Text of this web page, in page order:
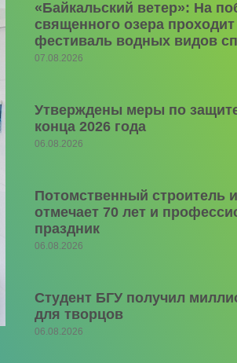
«Байкальский ветер»: На
священного озера
фестиваль водных видов
07.08.2026
Утверждены меры по
конца 2026 года
06.08.2026
Потомственный строитель
отмечает 70 лет и
праздник
06.08.2026
Студент БГУ получил
для творцов
06.08.2026